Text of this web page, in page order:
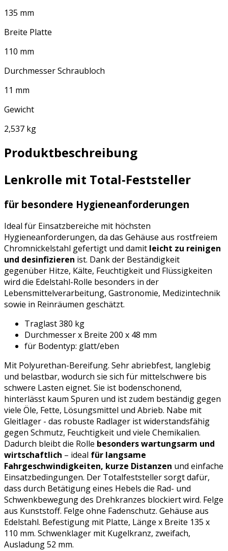
135 mm
Breite Platte
110 mm
Durchmesser Schraubloch
11 mm
Gewicht
2,537 kg
Produktbeschreibung
Lenkrolle mit Total-Feststeller
für besondere Hygieneanforderungen
Ideal für Einsatzbereiche mit höchsten
Hygieneanforderungen, da das Gehäuse aus rostfreiem
Chromnickelstahl gefertigt und damit leicht zu reinigen
und desinfizieren ist. Dank der Beständigkeit
gegenüber Hitze, Kälte, Feuchtigkeit und Flüssigkeiten
wird die Edelstahl-Rolle besonders in der
Lebensmittelverarbeitung, Gastronomie, Medizintechnik
sowie in Reinräumen geschätzt.
Traglast 380 kg
Durchmesser x Breite 200 x 48 mm
für Bodentyp: glatt/eben
Mit Polyurethan-Bereifung. Sehr abriebfest, langlebig
und belastbar, wodurch sie sich für mittelschwere bis
schwere Lasten eignet. Sie ist bodenschonend,
hinterlässt kaum Spuren und ist zudem beständig gegen
viele Öle, Fette, Lösungsmittel und Abrieb. Nabe mit
Gleitlager - das robuste Radlager ist widerstandsfähig
gegen Schmutz, Feuchtigkeit und viele Chemikalien.
Dadurch bleibt die Rolle besonders wartungsarm und
wirtschaftlich – ideal für langsame
Fahrgeschwindigkeiten, kurze Distanzen und einfache
Einsatzbedingungen. Der Totalfeststeller sorgt dafür,
dass durch Betätigung eines Hebels die Rad- und
Schwenkbewegung des Drehkranzes blockiert wird. Felge
aus Kunststoff. Felge ohne Fadenschutz. Gehäuse aus
Edelstahl. Befestigung mit Platte, Länge x Breite 135 x
110 mm. Schwenklager mit Kugelkranz, zweifach,
Ausladung 52 mm.